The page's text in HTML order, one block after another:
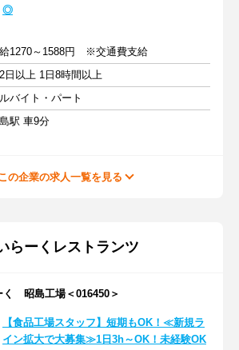
◎
1270～1588円 ※交通費支給
日以上 1日8時間以上
バイト・パート
駅 車9分
の企業の求人一覧を見る
らーくレストランツ
く 昭島工場＜016450＞
【食品工場スタッフ】短期もOK！≪新規ラ
イン拡大で大募集≫1日3h～OK！未経験OK